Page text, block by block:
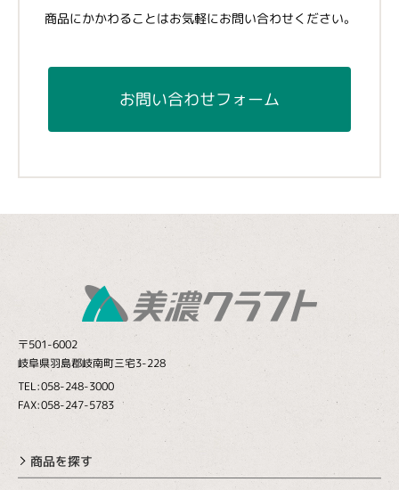
商品にかかわることはお気軽にお問い合わせください。
お問い合わせフォーム
〒501-6002
岐阜県羽島郡岐南町三宅3-228
TEL:058-248-3000
FAX:058-247-5783
商品を探す